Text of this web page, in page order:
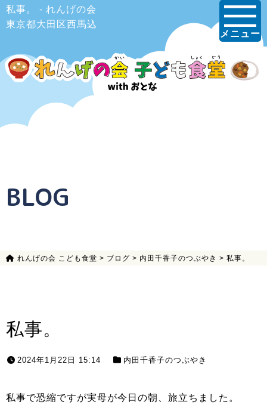
私事。 - れんげの会
東京都大田区西馬込
メニュー
BLOG
れんげの会 こども食堂 > ブログ > 内田千香子のつぶやき > 私事。
私事。
2024年1月22日 15:14 内田千香子のつぶやき
私事で恐縮ですが実母が今日の朝、旅立ちました。